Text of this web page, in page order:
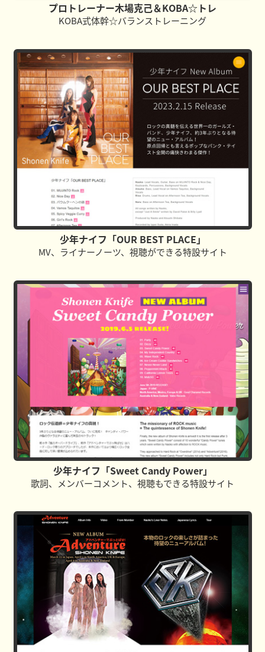
プロトレーナー木場克己＆KOBA☆トレ
KOBA式体幹☆バランストレーニング
少年ナイフ「OUR BEST PLACE」
MV、ライナーノーツ、視聴ができる特設サイト
少年ナイフ「Sweet Candy Power」
歌詞、メンバーコメント、視聴もできる特設サイト